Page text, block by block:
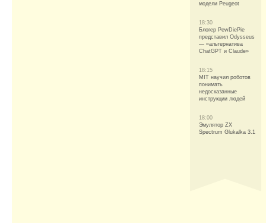
модели Peugeot
18:30
Блогер PewDiePie
представил Odysseus
— «альтернатива
ChatGPT и Claude»
18:15
MIT научил роботов
понимать
недосказанные
инструкции людей
18:00
Эмулятор ZX
Spectrum Glukalka 3.1